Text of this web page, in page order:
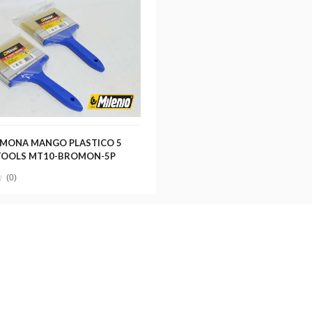
MANGO PLASTICO 5
MT10-BROMON-5P
(0)